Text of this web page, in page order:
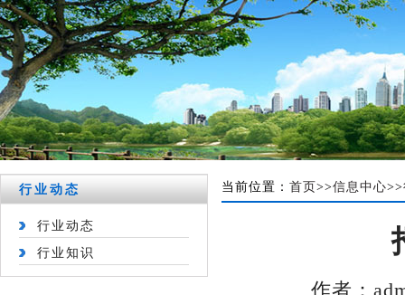
行业动态
行业动态
行业知识
当前位置： 首页>>信息中心>>
作者：